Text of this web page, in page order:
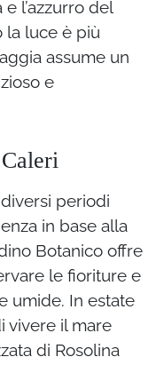
l’azzurro del
la luce è più
assume un
e
periodi
in base alla
Botanico offre
le fioriture e
umide. In estate
vivere il mare
di Rosolina